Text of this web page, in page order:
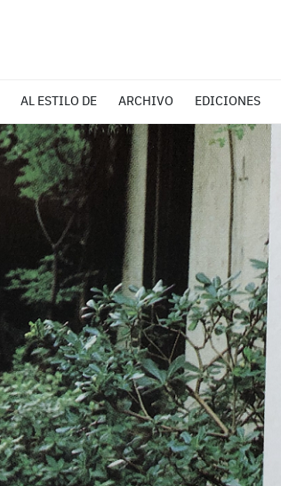
AL ESTILO DE ARCHIVO EDICIONES